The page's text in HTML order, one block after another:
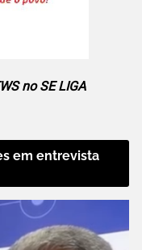
no SE LIGA
em entrevista